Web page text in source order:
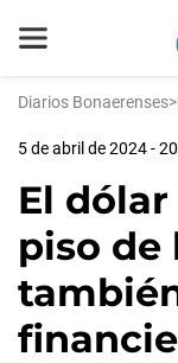
Diarios Bonaerenses>
5 de abril de 2024 -
El
piso de